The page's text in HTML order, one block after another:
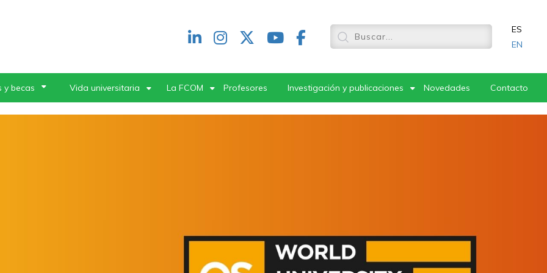
Redes
header
ES
EN
y becas Vida universitaria La FCOM Profesores Investigación y publicaciones Novedades Contacto